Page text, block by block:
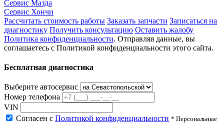
Сервис Мазда
Сервис Хончи
Рассчитать стоимость работы Заказать запчасти Записаться на
диагностику Получить консультацию Оставить жалобу
Политика конфиденциальности. Отправляя данные, вы
соглашаетесь с Политикой конфиденциальности этого сайта.
Бесплатная диагностика
Выберите автосервис
Номер телефона
VIN
Согласен с Политикой конфиденциальности * Персональные